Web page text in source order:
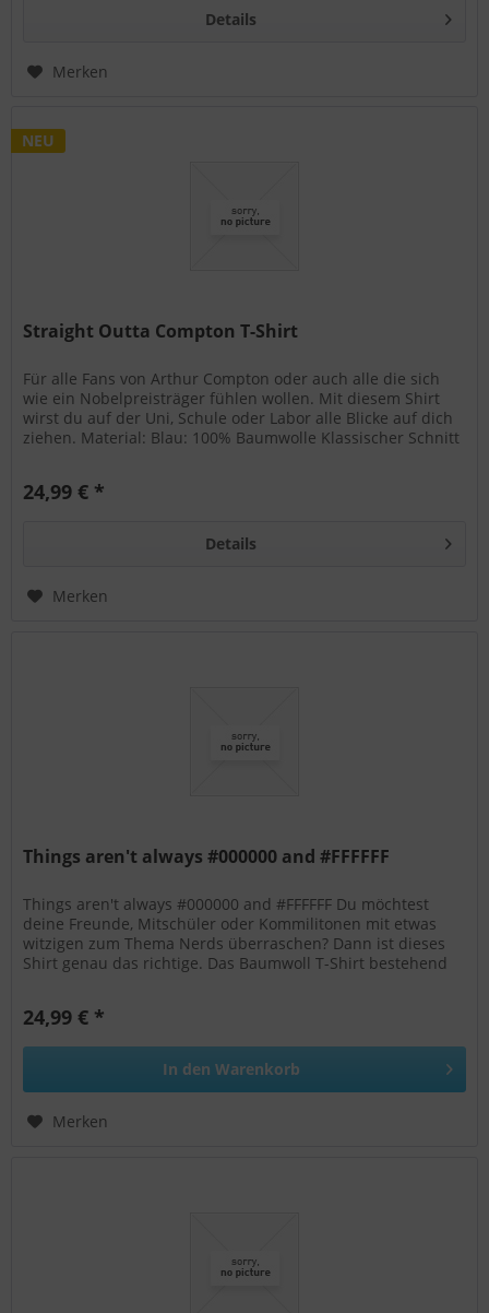
Details
Merken
NEU
Straight Outta Compton T-Shirt
Für alle Fans von Arthur Compton oder auch alle die sich
wie ein Nobelpreisträger fühlen wollen. Mit diesem Shirt
wirst du auf der Uni, Schule oder Labor alle Blicke auf dich
ziehen. Material: Blau: 100% Baumwolle Klassischer Schnitt
24,99 € *
Details
Merken
Things aren't always #000000 and #FFFFFF
Things aren't always #000000 and #FFFFFF Du möchtest
deine Freunde, Mitschüler oder Kommilitonen mit etwas
witzigen zum Thema Nerds überraschen? Dann ist dieses
Shirt genau das richtige. Das Baumwoll T-Shirt bestehend
24,99 € *
In den Warenkorb
Merken